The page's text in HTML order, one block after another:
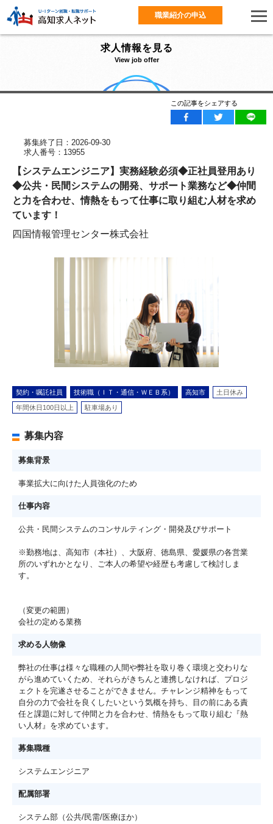
職業紹介の申込
求人情報を見る
View job offer
この記事をシェアする
募集終了日：2026-09-30
求人番号：13955
【システムエンジニア】実務経験必須◆正社員登用あり
◆公共・民間システムの開発、サポート業務など◆仲間
と力を合わせ、情熱をもって仕事に取り組む人材を求め
ています！
四国情報管理センター株式会社
契約・嘱託社員 技術職（ＩＴ・通信・ＷＥＢ系） 高知市 土日休み
年間休日100日以上 駐車場あり
募集内容
募集背景
事業拡大に向けた人員強化のため
仕事内容
公共・民間システムのコンサルティング・開発及びサポート
※勤務地は、高知市（本社）、大阪府、徳島県、愛媛県の各営業
所のいずれかとなり、ご本人の希望や経歴も考慮して検討しま
す。
（変更の範囲）
会社の定める業務
求める人物像
弊社の仕事は様々な職種の人間や弊社を取り巻く環境と交わりな
がら進めていくため、それらがきちんと連携しなければ、プロジ
ェクトを完遂させることができません。チャレンジ精神をもって
自分の力で会社を良くしたいという気概を持ち、目の前にある責
任と課題に対して仲間と力を合わせ、情熱をもって取り組む『熱
い人材』を求めています。
募集職種
システムエンジニア
配属部署
システム部（公共/民需/医療ほか）